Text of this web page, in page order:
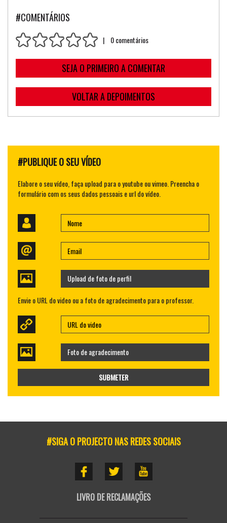
#COMENTÁRIOS
| 0 comentários
SEJA O PRIMEIRO A COMENTAR
VOLTAR A DEPOIMENTOS
#PUBLIQUE O SEU VÍDEO
Elabore o seu vídeo, faça upload para o youtube ou vimeo. Preencha o
formulário com os seus dados pessoais e url do vídeo.
Upload de foto de perfil
Envie o URL do video ou a foto de agradecimento para o professor.
Foto de agradecimento
SUBMETER
#SIGA O PROJECTO NAS REDES SOCIAIS
LIVRO DE RECLAMAÇÕES